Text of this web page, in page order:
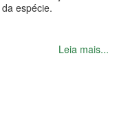
espécie.
Leia mais...